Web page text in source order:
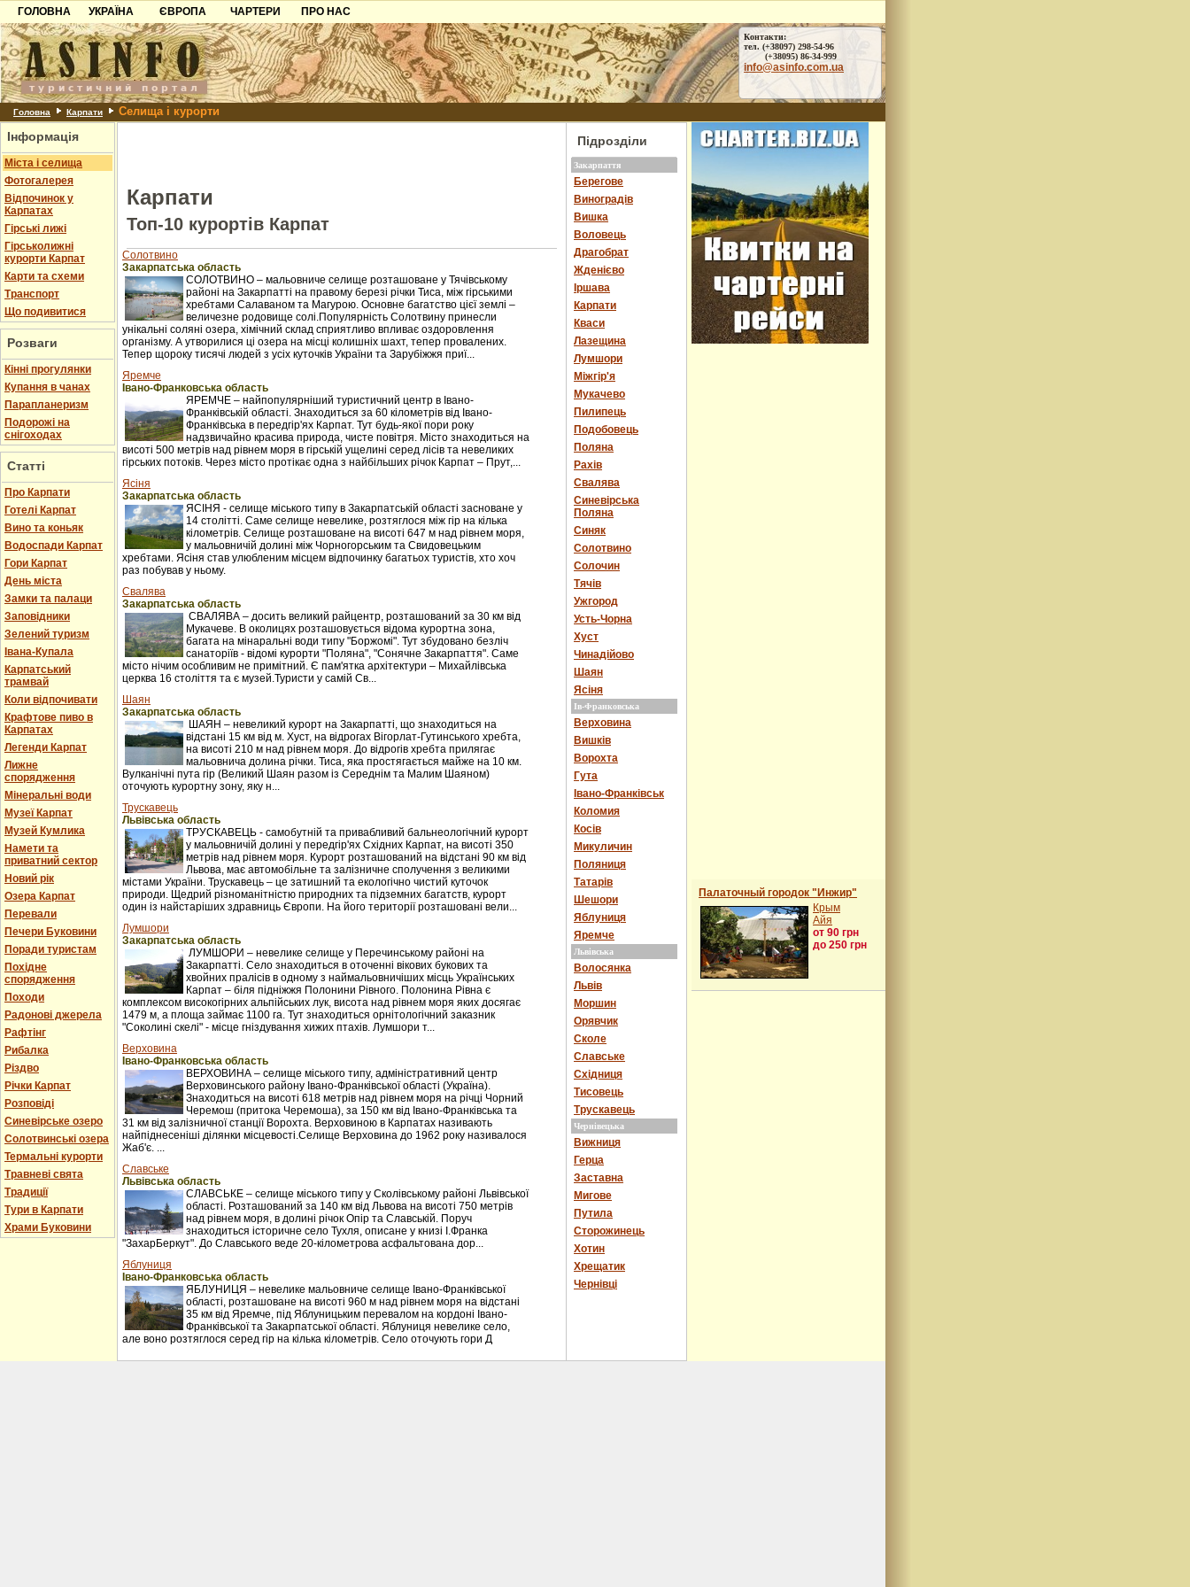
ГОЛОВНА
УКРАЇНА
Карпати
Азов
Причорноморря
Шацьк
ЄВРОПА
Чорногорія
Хорватія
Болгарія
Албанія
ЧАРТЕРИ
ПРО НАС
Контакти
Партнерам
Додати готель
Контакти:
тел. (+38097) 298-54-96
(+38095) 86-34-999
info@asinfo.com.ua
Головна Карпати Селища і курорти
Інформація
Міста і селища
Фотогалерея
Відпочинок у
Карпатах
Гірські лижі
Гірськолижні
курорти Карпат
Карти та схеми
Транспорт
Що подивитися
Розваги
Кінні прогулянки
Купання в чанах
Парапланеризм
Подорожі на
снігоходах
Статті
Про Карпати
Готелі Карпат
Вино та коньяк
Водоспади Карпат
Гори Карпат
День міста
Замки та палаци
Заповідники
Зелений туризм
Івана-Купала
Карпатський
трамвай
Коли відпочивати
Крафтове пиво в
Карпатах
Легенди Карпат
Лижне
спорядження
Мінеральні води
Музеї Карпат
Музей Кумлика
Намети та
приватний сектор
Новий рік
Озера Карпат
Перевали
Печери Буковини
Поради туристам
Похідне
спорядження
Походи
Радонові джерела
Рафтінг
Рибалка
Різдво
Річки Карпат
Розповіді
Синевірське озеро
Солотвинські озера
Термальні курорти
Травневі свята
Традиції
Тури в Карпати
Храми Буковини
Карпати
Топ-10 курортів Карпат
Солотвино
Закарпатська область
СОЛОТВИНО – мальовниче селище розташоване у Тячівському
районі на Закарпатті на правому березі річки Тиса, між гірськими
хребтами Салаваном та Магурою. Основне багатство цієї землі –
величезне родовище солі.Популярність Солотвину принесли
унікальні соляні озера, хімічний склад сприятливо впливає оздоровлення
організму. А утворилися ці озера на місці колишніх шахт, тепер провалених.
Тепер щороку тисячі людей з усіх куточків України та Зарубіжжя приї...
Яремче
Івано-Франковська область
ЯРЕМЧЕ – найпопулярніший туристичний центр в Івано-
Франківській області. Знаходиться за 60 кілометрів від Івано-
Франківська в передгір'ях Карпат. Тут будь-якої пори року
надзвичайно красива природа, чисте повітря. Місто знаходиться на
висоті 500 метрів над рівнем моря в гірській ущелині серед лісів та невеликих
гірських потоків. Через місто протікає одна з найбільших річок Карпат – Прут,...
Ясіня
Закарпатська область
ЯСІНЯ - селище міського типу в Закарпатській області засноване у
14 столітті. Саме селище невелике, розтяглося між гір на кілька
кілометрів. Селище розташоване на висоті 647 м над рівнем моря,
у мальовничій долині між Чорногорським та Свидовецьким
хребтами. Ясіня став улюбленим місцем відпочинку багатьох туристів, хто хоч
раз побував у ньому.
Свалява
Закарпатська область
СВАЛЯВА – досить великий райцентр, розташований за 30 км від
Мукачеве. В околицях розташовується відома курортна зона,
багата на мінаральні води типу "Боржомі". Тут збудовано безліч
санаторіїв - відомі курорти "Поляна", "Сонячне Закарпаття". Саме
місто нічим особливим не примітний. Є пам'ятка архітектури – Михайлівська
церква 16 століття та є музей.Туристи у самій Св...
Шаян
Закарпатська область
ШАЯН – невеликий курорт на Закарпатті, що знаходиться на
відстані 15 км від м. Хуст, на відрогах Вігорлат-Гутинського хребта,
на висоті 210 м над рівнем моря. До відрогів хребта прилягає
мальовнича долина річки. Тиса, яка простягається майже на 10 км.
Вулканічні пута гір (Великий Шаян разом із Середнім та Малим Шаяном)
оточують курортну зону, яку н...
Трускавець
Львівська область
ТРУСКАВЕЦЬ - самобутній та привабливий бальнеологічний курорт
у мальовничій долині у передгір'ях Східних Карпат, на висоті 350
метрів над рівнем моря. Курорт розташований на відстані 90 км від
Львова, має автомобільне та залізничне сполучення з великими
містами України. Трускавець – це затишний та екологічно чистий куточок
природи. Щедрий різноманітністю природних та підземних багатств, курорт
один із найстаріших здравниць Європи. На його території розташовані вели...
Лумшори
Закарпатська область
ЛУМШОРИ – невелике селище у Перечинському районі на
Закарпатті. Село знаходиться в оточенні вікових букових та
хвойних пралісів в одному з наймальовничіших місць Українських
Карпат – біля підніжжя Полонини Рівного. Полонина Рівна є
комплексом високогірних альпійських лук, висота над рівнем моря яких досягає
1479 м, а площа займає 1100 га. Тут знаходиться орнітологічний заказник
"Соколині скелі" - місце гніздування хижих птахів. Лумшори т...
Верховина
Івано-Франковська область
ВЕРХОВИНА – селище міського типу, адміністративний центр
Верховинського району Івано-Франківської області (Україна).
Знаходиться на висоті 618 метрів над рівнем моря на річці Чорний
Черемош (притока Черемоша), за 150 км від Івано-Франківська та
31 км від залізничної станції Ворохта. Верховиною в Карпатах називають
найпіднесеніші ділянки місцевості.Селище Верховина до 1962 року називалося
Жаб'є. ...
Славське
Львівська область
СЛАВСЬКЕ – селище міського типу у Сколівському районі Львівської
області. Розташований за 140 км від Львова на висоті 750 метрів
над рівнем моря, в долині річок Опір та Славській. Поруч
знаходиться історичне село Тухля, описане у книзі І.Франка
"ЗахарБеркут". До Славського веде 20-кілометрова асфальтована дор...
Яблуниця
Івано-Франковська область
ЯБЛУНИЦЯ – невелике мальовниче селище Івано-Франківської
області, розташоване на висоті 960 м над рівнем моря на відстані
35 км від Яремче, під Яблуницьким перевалом на кордоні Івано-
Франківської та Закарпатської області. Яблуниця невелике село,
але воно розтяглося серед гір на кілька кілометрів. Село оточують гори Д
Підрозділи
Закарпаття
Берегове
Виноградів
Вишка
Воловець
Драгобрат
Жденієво
Іршава
Карпати
Кваси
Лазещина
Лумшори
Міжгір'я
Мукачево
Пилипець
Подобовець
Поляна
Рахів
Свалява
Синевірська
Поляна
Синяк
Солотвино
Солочин
Тячів
Ужгород
Усть-Чорна
Хуст
Чинадійово
Шаян
Ясіня
Ів-Франковська
Верховина
Вишків
Ворохта
Гута
Івано-Франківськ
Коломия
Косів
Микуличин
Поляниця
Татарів
Шешори
Яблуниця
Яремче
Львівська
Волосянка
Львів
Моршин
Орявчик
Сколе
Славське
Східниця
Тисовець
Трускавець
Чернівецька
Вижниця
Герца
Заставна
Мигове
Путила
Сторожинець
Хотин
Хрещатик
Чернівці
Палаточный городок "Инжир"
Крым
Айя
от 90 грн
до 250 грн